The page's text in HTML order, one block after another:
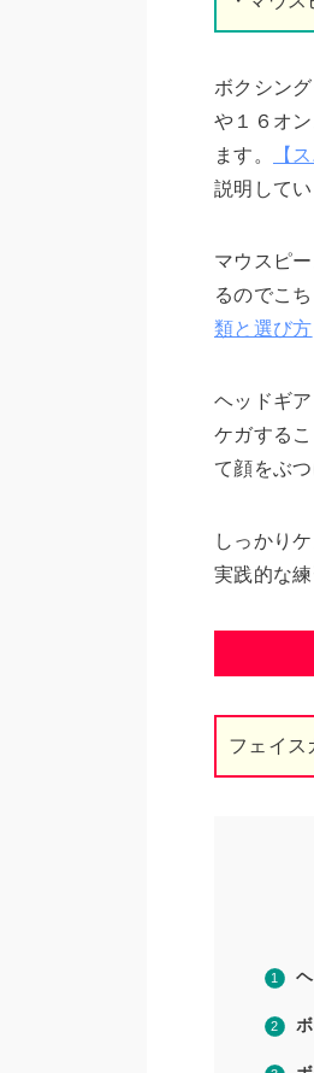
ボクシン
や１６オ
ます。
【
説明してい
マウスピ
るのでこ
類と選び方
ヘッドギ
ケガする
て顔をぶ
しっかり
実践的な
フェイス